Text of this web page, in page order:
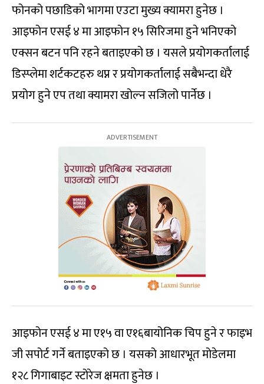
फोनको पछाडिको भागमा एउटा मुख्य क्यामरा हुनेछ ।
आइफोन एसई ४ मा आइफोन १५ सिरिजमा हुने भनिएको
एक्सन बटन पनि रहने बताइएको छ । यसले प्रयोगकर्तालाई
डिस्प्लेमा शर्टकटहरु थप्न र प्रयोगकर्तालाई सबैभन्दा धेरै
प्रयोग हुने एप तथा क्यामरा खोल्न सजिलो पार्नेछ ।
आइफोन एसई ४ मा ए१५ वा ए१६बायोनिक चिप हुने र फाइभ
जी सपोर्ट गर्ने बताइएको छ । यसको आधारभूत मोडेलमा
१२८ गिगाबाइट स्टोरेज क्षमता हुनेछ ।